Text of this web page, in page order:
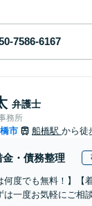
弁護士
務所
市 船橋駅 から徒
金・債務整理
何度でも無料！】
は一度お気軽にご相